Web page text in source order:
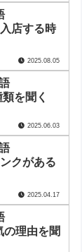
店する時
2025.08.05
を聞く
2025.06.03
クがある
2025.04.17
の理由を聞